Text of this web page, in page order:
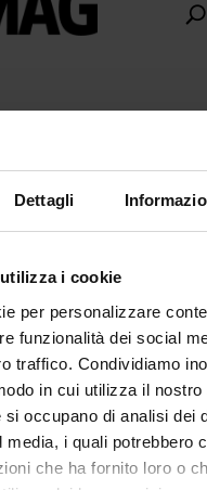
Dettagli
i cookie
per personalizzare
funzionalità dei social
traffico. Condividiamo
in cui utilizza il
occupano di analisi dei
media, i quali potrebbero
che ha fornito loro o
la nuova icona